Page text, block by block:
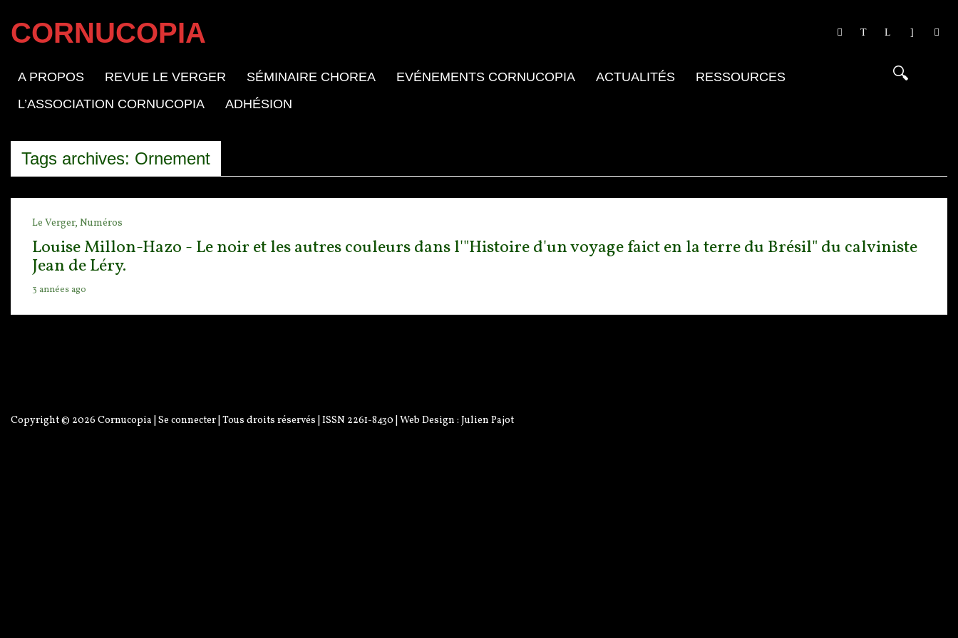
CORNUCOPIA
A PROPOS REVUE LE VERGER SÉMINAIRE CHOREA EVÉNEMENTS CORNUCOPIA ACTUALITÉS
RESSOURCES
L’ASSOCIATION CORNUCOPIA
ADHÉSION
Tags archives: Ornement
Le Verger, Numéros
Louise Millon-Hazo - Le noir et les autres couleurs dans l'"Histoire d'un voyage faict en la terre du Brésil" du calviniste
Jean de Léry.
3 années ago
Copyright © 2026 Cornucopia Se connecter | Tous droits réservés | ISSN 2261-8430 | Web Design : Julien Pajot